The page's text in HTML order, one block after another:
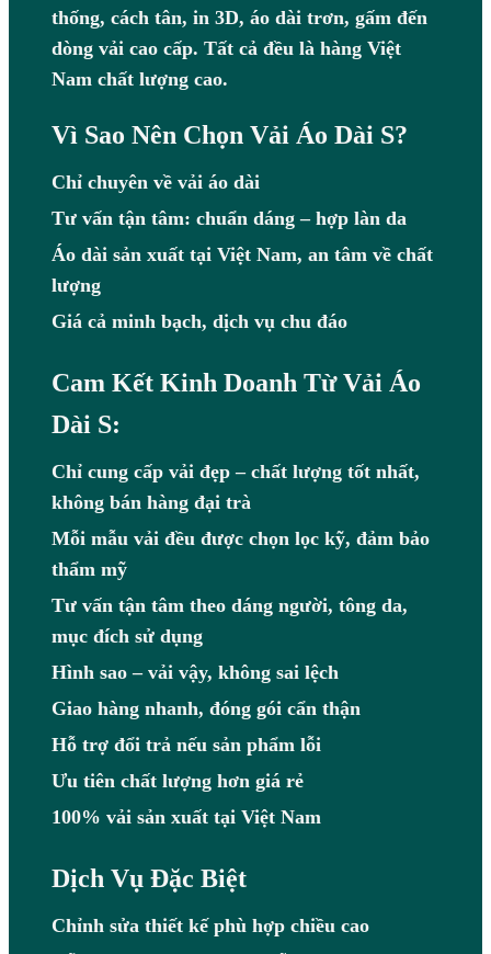
thống, cách tân, in 3D, áo dài trơn, gấm đến
dòng vải cao cấp. Tất cả đều là hàng Việt
Nam chất lượng cao.
Vì Sao Nên Chọn Vải Áo Dài S?
Chỉ chuyên về vải áo dài
Tư vấn tận tâm: chuẩn dáng – hợp làn da
Áo dài sản xuất tại Việt Nam, an tâm về chất
lượng
Giá cả minh bạch, dịch vụ chu đáo
Cam Kết Kinh Doanh Từ Vải Áo
Dài S:
Chỉ cung cấp vải đẹp – chất lượng tốt nhất,
không bán hàng đại trà
Mỗi mẫu vải đều được chọn lọc kỹ, đảm bảo
thẩm mỹ
Tư vấn tận tâm theo dáng người, tông da,
mục đích sử dụng
Hình sao – vải vậy, không sai lệch
Giao hàng nhanh, đóng gói cẩn thận
Hỗ trợ đổi trả nếu sản phẩm lỗi
Ưu tiên chất lượng hơn giá rẻ
100% vải sản xuất tại Việt Nam
Dịch Vụ Đặc Biệt
Chỉnh sửa thiết kế phù hợp chiều cao